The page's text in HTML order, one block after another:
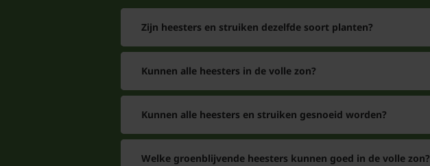
Zijn heesters en struiken dezelfde soort planten?
Kunnen alle heesters in de volle zon?
Kunnen alle heesters en struiken gesnoeid worden?
Welke groenblijvende heesters kunnen goed in de volle zon?